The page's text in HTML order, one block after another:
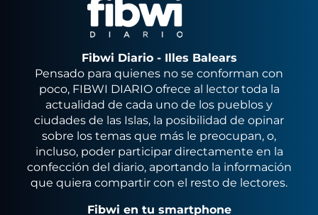
Fibwi Diario - Illes Balears
Pensado para quienes no se conforman con
poco, FIBWI DIARIO ofrece al lector toda la
actualidad de cada uno de los pueblos y
ciudades de las Islas, la posibilidad de opinar
sobre los temas que más le preocupan, o,
incluso, poder participar directamente en la
confección del diario, aportando la información
que quiera compartir con el resto de lectores.
Fibwi en tu smartphone